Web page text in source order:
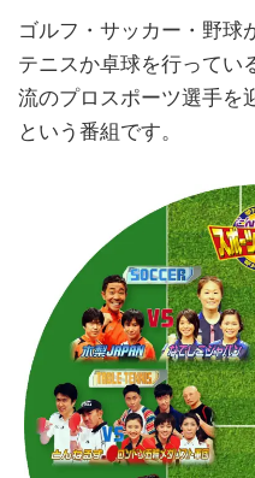
ゴルフ・サッカー・野球
テニスか卓球を行ってい
流のプロスポーツ選手を
という番組です。